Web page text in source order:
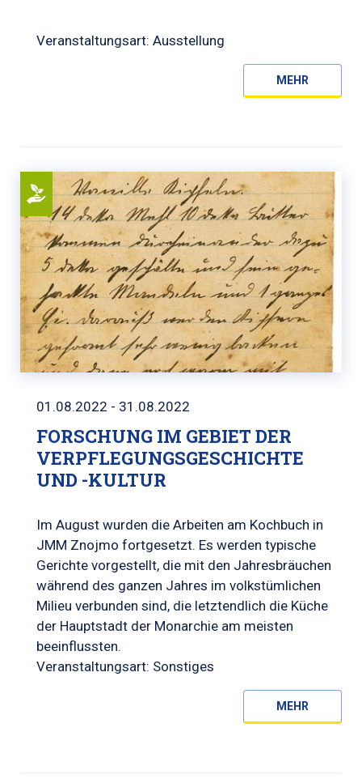
Veranstaltungsart: Ausstellung
MEHR
01.08.2022 - 31.08.2022
FORSCHUNG IM GEBIET DER
VERPFLEGUNGSGESCHICHTE
UND -KULTUR
Im August wurden die Arbeiten am Kochbuch in
JMM Znojmo fortgesetzt. Es werden typische
Gerichte vorgestellt, die mit den Jahresbräuchen
während des ganzen Jahres im volkstümlichen
Milieu verbunden sind, die letztendlich die Küche
der Hauptstadt der Monarchie am meisten
beeinflussten.
Veranstaltungsart: Sonstiges
MEHR